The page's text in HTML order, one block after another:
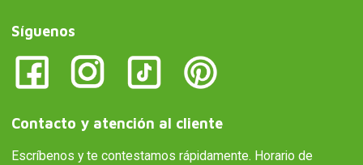
Síguenos
Contacto y atención al cliente
Escríbenos y te contestamos rápidamente. Horario de